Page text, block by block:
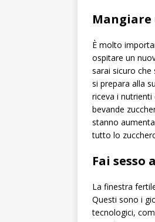
È molto
ospitare un
sarai sicuro
si prepara alla
riceva i
bevande
stanno
tutto lo
Fai
La finestra
Questi sono i
tecnologici,